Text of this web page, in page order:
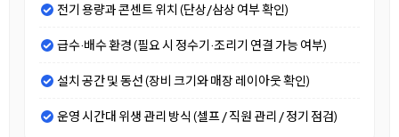
전기 용량과 콘센트 위치 (단상/삼상 여부 확인)
급수·배수 환경 (필요 시 정수기·조리기 연결 가능 여부)
설치 공간 및 동선 (장비 크기와 매장 레이아웃 확인)
운영 시간대 위생 관리 방식 (셀프 / 직원 관리 / 정기 점검)